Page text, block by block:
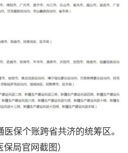
保个账跨省共济的统筹区。
保局官网截图）